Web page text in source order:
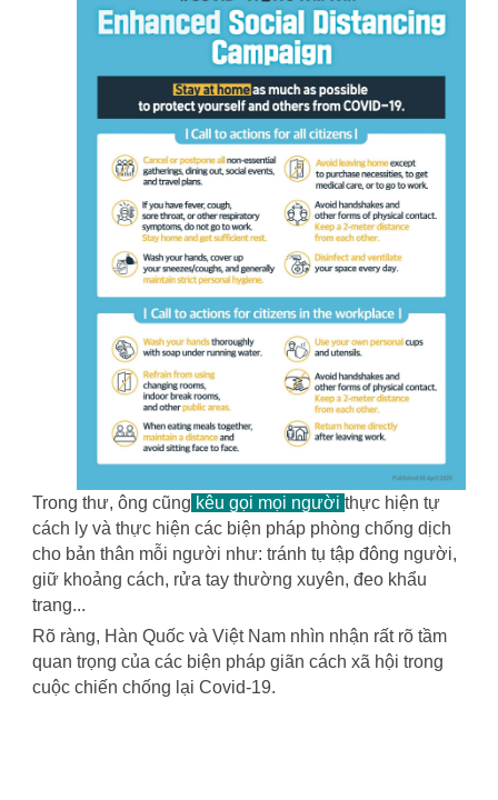
Trong thư, ông cũng kêu gọi mọi người thực hiện tự
cách ly và thực hiện các biện pháp phòng chống dịch
cho bản thân mỗi người như: tránh tụ tập đông người,
giữ khoảng cách, rửa tay thường xuyên, đeo khẩu
trang...
Rõ ràng, Hàn Quốc và Việt Nam nhìn nhận rất rõ tầm
quan trọng của các biện pháp giãn cách xã hội trong
cuộc chiến chống lại Covid-19.